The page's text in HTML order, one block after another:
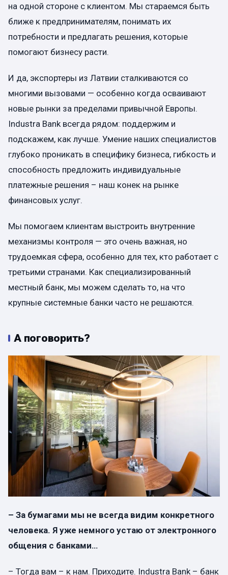
на одной стороне с клиентом. Мы стараемся быть
ближе к предпринимателям, понимать их
потребности и предлагать решения, которые
помогают бизнесу расти.
И да, экспортеры из Латвии сталкиваются со
многими вызовами — особенно когда осваивают
новые рынки за пределами привычной Европы.
Industra Bank всегда рядом: поддержим и
подскажем, как лучше. Умение наших специалистов
глубоко проникать в специфику бизнеса, гибкость и
способность предложить индивидуальные
платежные решения – наш конек на рынке
финансовых услуг.
Мы помогаем клиентам выстроить внутренние
механизмы контроля — это очень важная, но
трудоемкая сфера, особенно для тех, кто работает с
третьими странами. Как специализированный
местный банк, мы можем сделать то, на что
крупные системные банки часто не решаются.
А поговорить?
– За бумагами мы не всегда видим конкретного
человека. Я уже немного устаю от электронного
общения с банками…
– Тогда вам – к нам. Приходите. Industra Bank – банк